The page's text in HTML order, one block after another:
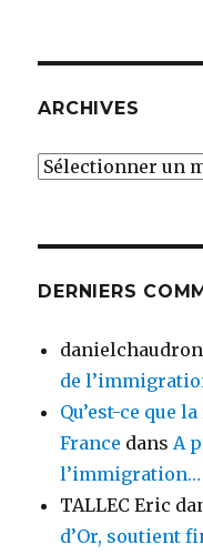
ARCHIVES
Archives
DERNIERS
danielchaudron
de
Qu’est-ce que
France dansA
l’immigration…
TALLEC Eric
d’Or, soutient